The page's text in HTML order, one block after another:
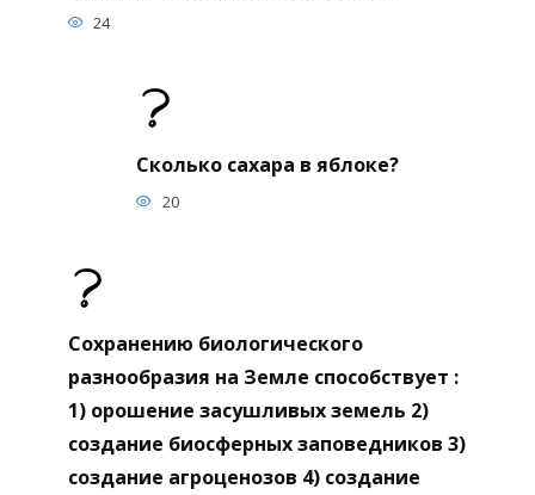
24
Сколько сахара в яблоке?
20
Сохранению биологического
разнообразия на Земле способствует :
1) орошение засушливых земель 2)
создание биосферных заповедников 3)
создание агроценозов 4) создание